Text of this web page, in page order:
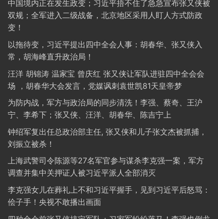
中国境内正在发生政变；习近平捂不住了急急宣布张又侠被
双规；全军进入二级战备，北京地区采用人盯人方式防政
变！
以拖待变，习近平提出四中全会人事：胡春华、张又侠入
常，胡海峰直升政治局！
汪洋 胡锦涛 温家宝 曾庆红 张又侠让军队进驻四中全会会
场 ，胡春华大会发言，党媒讽刺袁世凯81天皇帝梦
为防内战，军方与政治局的同步清洗！李强、蔡奇、王沪
宁、李希下；张又侠、汪洋、胡春华、陈吉宁上
钟绍军复出任总政治部主任, 张又侠和儿子张文杰被抓捕，
刘振立被杀！
上海武警司令陈源等27名军官参与谋杀李克强一案，军方
调查并集中关押证人被习近平派人全部消灭
李克强女儿在葬礼上不和习近平握手，见到习近平后怒骂：
侩子手！央视不敢播出画面